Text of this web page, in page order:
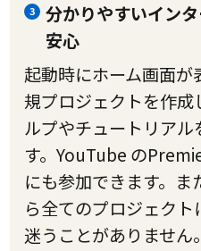
3
分かりやすいイン
安心
起動時にホーム画面
規プロジェクトを作
ルプやチュートリア
す。YouTube の
にも参加できます。
ら全てのプロジェク
迷うことがありません。